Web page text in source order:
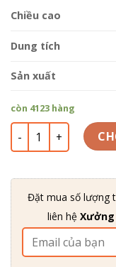
Chiều cao
Dung tích
Sản xuất
còn 4123 hàng
Ly sứ trắng V bầu
Đặt mua số lượng
liên hệ